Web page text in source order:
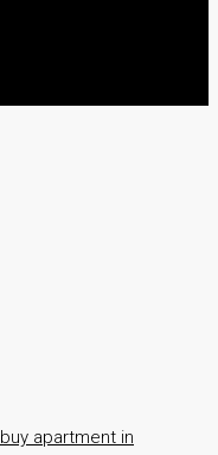
buy apartment in